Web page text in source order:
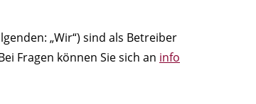
„Wir“) sind als Betreiber
Fragen können Sie sich an info